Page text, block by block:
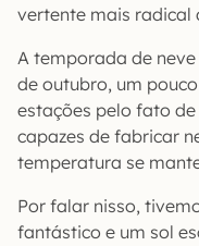
vertente mais radical
A temporada de
de outubro, um
estações pelo fato
capazes de fabricar
temperatura se
Por falar nisso,
fantástico e um sol